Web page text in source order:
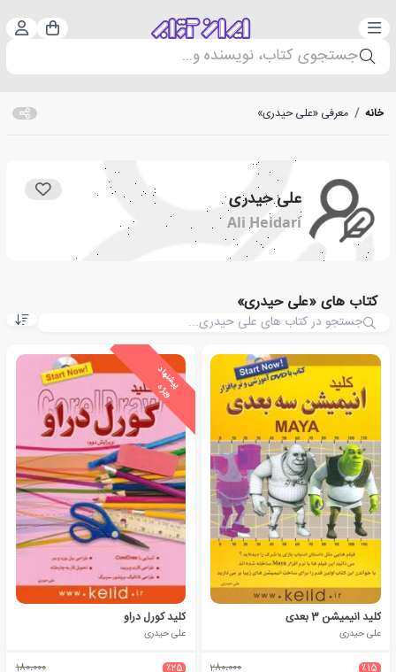
دسته‌بندی سبد
جستجوی کتاب، نویسنده و...
خانه / معرفی «علی حیدری»
علی حیدری
Ali Heidari
کتاب های «علی حیدری»
کلید انیمیشن 3 بعدی
علی حیدری
٪15 280،000
پ
ی
ش
ن
ه
ا
د
و
ی
ژ
ه
کلید کورل دراو
علی حیدری
٪25 180،000